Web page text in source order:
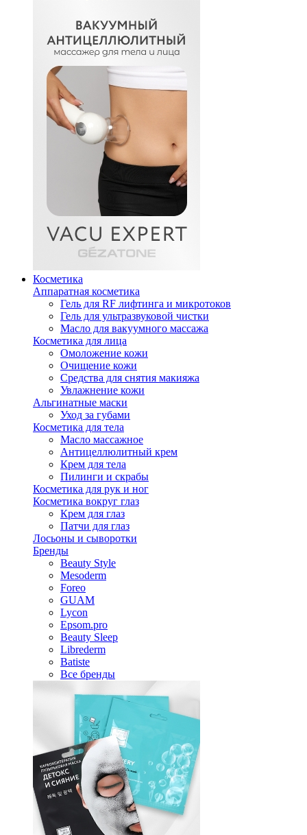
Косметика
Аппаратная косметика
Гель для RF лифтинга и микротоков
Гель для ультразвуковой чистки
Масло для вакуумного массажа
Косметика для лица
Омоложение кожи
Очищение кожи
Средства для снятия макияжа
Увлажнение кожи
Альгинатные маски
Уход за губами
Косметика для тела
Масло массажное
Антицеллюлитный крем
Крем для тела
Пилинги и скрабы
Косметика для рук и ног
Косметика вокруг глаз
Крем для глаз
Патчи для глаз
Лосьоны и сыворотки
Бренды
Beauty Style
Mesoderm
Foreo
GUAM
Lycon
Epsom.pro
Beauty Sleep
Librederm
Batiste
Все бренды